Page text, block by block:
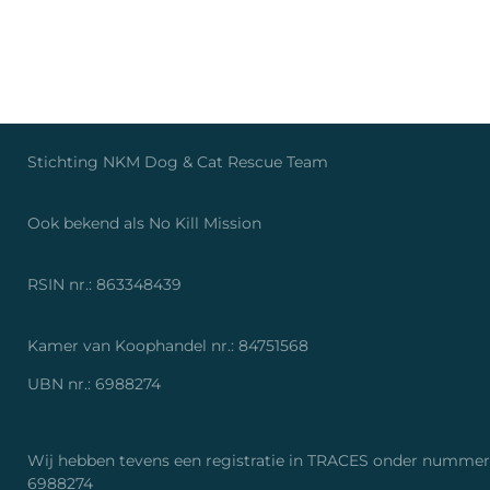
Stichting NKM Dog & Cat Rescue Team
Ook bekend als No Kill Mission
RSIN nr.: 863348439
Kamer van Koophandel nr.: 84751568
UBN nr.: 6988274
Wij hebben tevens een registratie in TRACES onder nummer
6988274